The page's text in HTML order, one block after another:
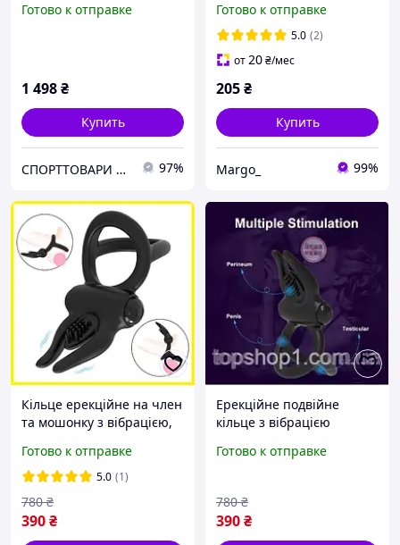
лестница-8ст) DNN-
Готово к отправке
1 498₴
Купить
СПОРТТОВАРИ Sport For All Україна, Київська область, Бородянка 97%
пролонгирования
полового акта
Силиконовые
Готово к отправке
5.0 (2)
от20₴/мес
205₴
Купить
Margo_ 99%
Кільце ерекційне на член
та мошонку з вібрацією,
ерекції з масажером для
клітора, Інтим
Готово к отправке
5.0 (1)
390₴
780 ₴
Ерекційне подвійне
кільце з вібрацією
продовження ерекції,
Готово к отправке
390₴
780 ₴